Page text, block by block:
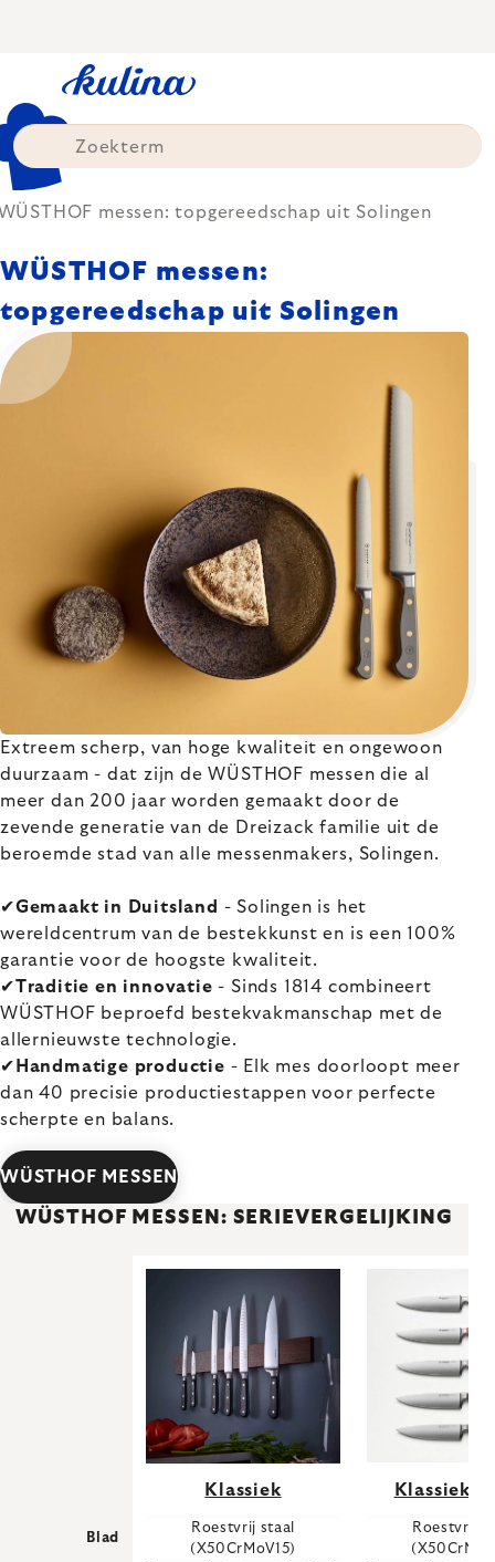
messen: topgereedschap uit Solingen
WÜSTHOF messen:
topgereedschap uit Solingen
Extreem scherp, van hoge kwaliteit en ongewoon
duurzaam - dat zijn de WÜSTHOF messen die al
meer dan 200 jaar worden gemaakt door de
zevende generatie van de Dreizack familie uit de
beroemde stad van alle messenmakers, Solingen.
✔Gemaakt in Duitsland - Solingen is het
wereldcentrum van de bestekkunst en is een 100%
garantie voor de hoogste kwaliteit.
✔Traditie en innovatie - Sinds 1814 combineert
WÜSTHOF beproefd bestekvakmanschap met de
allernieuwste technologie.
✔ Handmatige productie - Elk mes doorloopt meer
dan 40 precisie productiestappen voor perfecte
scherpte en balans.
WÜSTHOF MESSEN
WÜSTHOF MESSEN: SERIEVERGELIJKING
Klassiek Klassieke
Blad
Roestvrij staal
(X50CrMoV15)
Roestvrij